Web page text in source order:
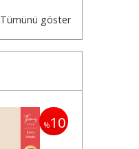
Tümünü göster
%10